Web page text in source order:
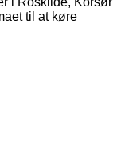
til at køre